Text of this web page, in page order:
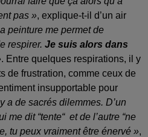
pas », explique-t-il d’un air
peinture me permet de
respirer. Je suis alors dans
. Entre quelques respirations, il y
de frustration, comme ceux de
insupportable pour
a de sacrés dilemmes. D’un
me dit “tente“ et de l’autre “ne
tu peux vraiment être énervé »,